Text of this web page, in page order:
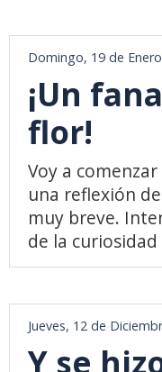
Domingo, 19 de
¡Un
flor!
Voy a
una reflexión
muy breve.
de la curiosidad
Jueves, 12 de
Y se